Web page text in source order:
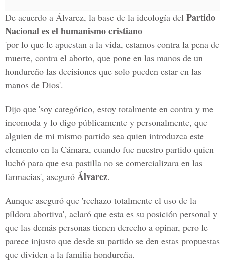
De acuerdo a Álvarez, la base de la ideología del Partido
Nacional es el humanismo cristiano
'por lo que le apuestan a la vida, estamos contra la pena de
muerte, contra el aborto, que pone en las manos de un
hondureño las decisiones que solo pueden estar en las
manos de Dios'.
Dijo que 'soy categórico, estoy totalmente en contra y me
incomoda y lo digo públicamente y personalmente, que
alguien de mi mismo partido sea quien introduzca este
elemento en la Cámara, cuando fue nuestro partido quien
luchó para que esa pastilla no se comercializara en las
farmacias', aseguró Álvarez.
Aunque aseguró que 'rechazo totalmente el uso de la
píldora abortiva', aclaró que esta es su posición personal y
que las demás personas tienen derecho a opinar, pero le
parece injusto que desde su partido se den estas propuestas
que dividen a la familia hondureña.